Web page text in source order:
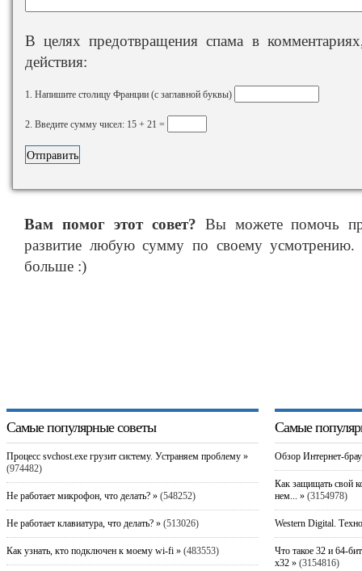
В целях предотвращения спама в
действия:
1. Напишите столицу Франции (с заглавной буквы)
2. Введите сумму чисел: 15 + 21 =
Вам помог этот совет? Вы можете помочь
развитие любую сумму по своему
больше :)
Самые популярные советы
Процесс svchost.exe грузит систему. Устраняем проблему »
(974482)
Не работает микрофон, что делать? »(548252)
Не работает клавиатура, что делать? »(513026)
Как узнать, кто подключен к моему wi-fi »(483553)
Самые
Обзор Интернет-
Как защищать свой
нем... »(3154978)
Western Digital.
Что такое 32 и 64-
x32 »(3154816)